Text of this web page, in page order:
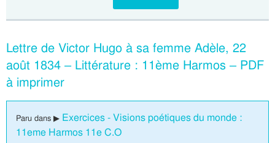
Lettre de Victor Hugo à sa femme Adèle, 22
août 1834 – Littérature : 11ème Harmos – PDF
à imprimer
Paru dans ▶ Exercices - Visions poétiques du monde :
11eme Harmos 11e C.O